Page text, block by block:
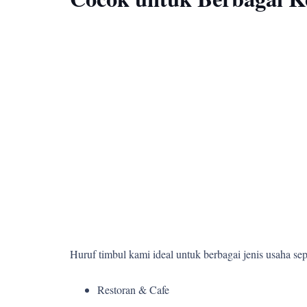
Huruf timbul kami ideal untuk berbagai jenis usaha
Restoran & Cafe